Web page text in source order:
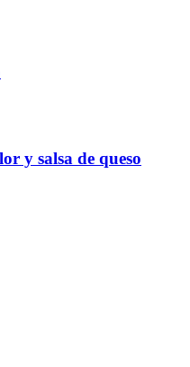
y salsa de queso